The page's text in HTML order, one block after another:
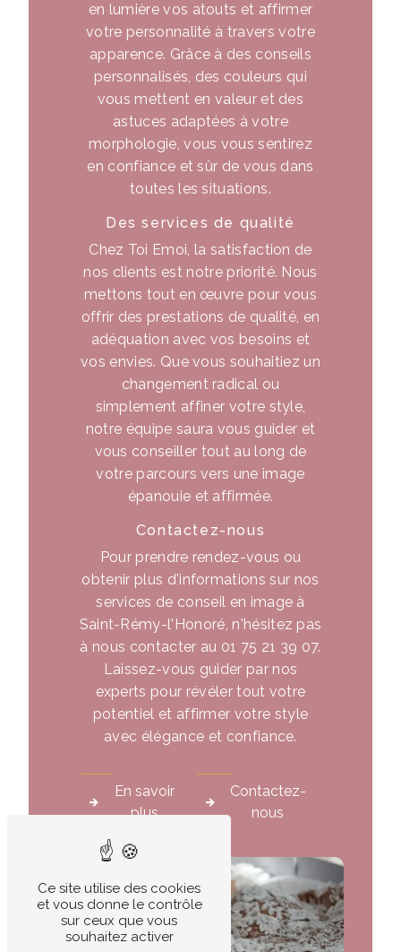
en lumière vos atouts et affirmer
votre personnalité à travers votre
apparence. Grâce à des conseils
personnalisés, des couleurs qui
vous mettent en valeur et des
astuces adaptées à votre
morphologie, vous vous sentirez
en confiance et sûr de vous dans
toutes les situations.
Des services de qualité
Chez Toi Emoi, la satisfaction de
nos clients est notre priorité. Nous
mettons tout en œuvre pour vous
offrir des prestations de qualité, en
adéquation avec vos besoins et
vos envies. Que vous souhaitiez un
changement radical ou
simplement affiner votre style,
notre équipe saura vous guider et
vous conseiller tout au long de
votre parcours vers une image
épanouie et affirmée.
Contactez-nous
Pour prendre rendez-vous ou
obtenir plus d'informations sur nos
services de conseil en image à
Saint-Rémy-l'Honoré, n'hésitez pas
à nous contacter au 01 75 21 39 07.
Laissez-vous guider par nos
experts pour révéler tout votre
potentiel et affirmer votre style
avec élégance et confiance.
En savoir
plus
Contactez-
nous
Ce site utilise des cookies
et vous donne le contrôle
sur ceux que vous
souhaitez activer